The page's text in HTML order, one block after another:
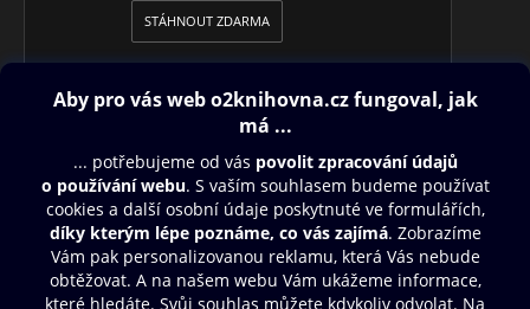
STÁHNOUT ZDARMA
Obsah ke stažení
Moje O2 Knihovna
Další zábava